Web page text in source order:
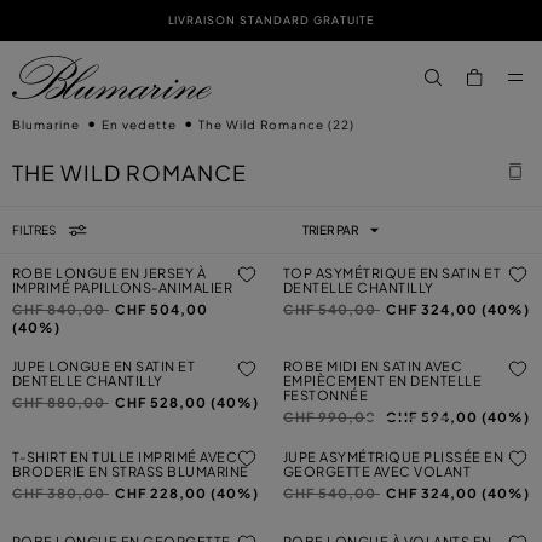
LIVRAISON STANDARD GRATUITE
Blumarine En vedette The Wild Romance (22)
THE WILD ROMANCE
FILTRES TRIER PAR
ROBE LONGUE EN JERSEY À
IMPRIMÉ PAPILLONS-ANIMALIER
Prix réduit de
CHF 840,00àCHF 504,00
(40%)
TOP ASYMÉTRIQUE EN SATIN ET
DENTELLE CHANTILLY
Prix réduit de
CHF 540,00àCHF 324,00 (40%)
JUPE LONGUE EN SATIN ET
DENTELLE CHANTILLY
Prix réduit de
CHF 880,00àCHF 528,00 (40%)
ROBE MIDI EN SATIN AVEC
EMPIÈCEMENT EN DENTELLE
FESTONNÉE
Prix réduit de
CHF 990,00 àCHF 594,00 (40%)
T-SHIRT EN TULLE IMPRIMÉ AVEC
BRODERIE EN STRASS BLUMARINE
Prix réduit de
CHF 380,00àCHF 228,00 (40%)
JUPE ASYMÉTRIQUE PLISSÉE EN
GEORGETTE AVEC VOLANT
Prix réduit de
CHF 540,00àCHF 324,00 (40%)